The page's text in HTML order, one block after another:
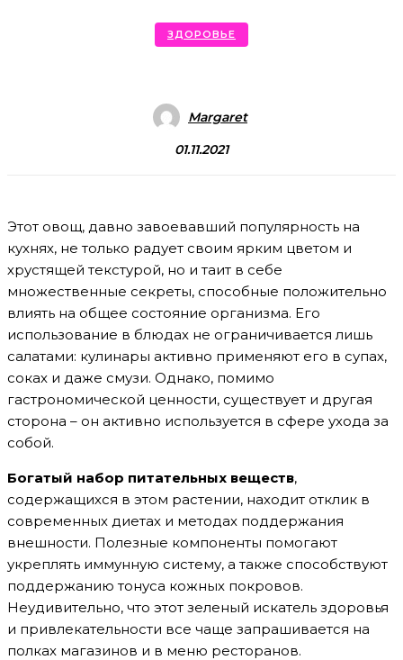
ЗДОРОВЬЕ
Margaret
01.11.2021
Этот овощ, давно завоевавший популярность на
кухнях, не только радует своим ярким цветом и
хрустящей текстурой, но и таит в себе
множественные секреты, способные положительно
влиять на общее состояние организма. Его
использование в блюдах не ограничивается лишь
салатами: кулинары активно применяют его в супах,
соках и даже смузи. Однако, помимо
гастрономической ценности, существует и другая
сторона – он активно используется в сфере ухода за
собой.
Богатый набор питательных веществ,
содержащихся в этом растении, находит отклик в
современных диетах и методах поддержания
внешности. Полезные компоненты помогают
укреплять иммунную систему, а также способствуют
поддержанию тонуса кожных покровов.
Неудивительно, что этот зеленый искатель здоровья
и привлекательности все чаще запрашивается на
полках магазинов и в меню ресторанов.